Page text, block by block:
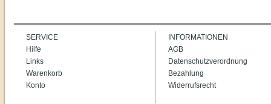
SERVICE
Hilfe
Links
Warenkorb
Konto
INFORMATIONEN
AGB
Datenschutzverordnung
Bezahlung
Widerrufsrecht